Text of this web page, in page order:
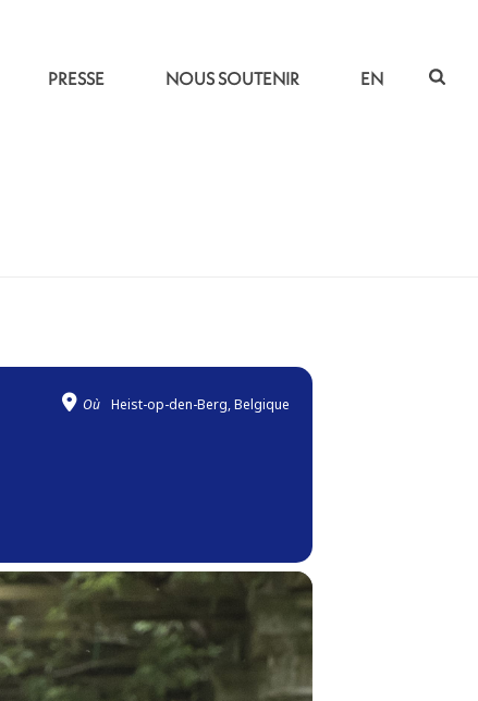
PRESSE NOUS SOUTENIR EN
Où Heist-op-den-Berg, Belgique